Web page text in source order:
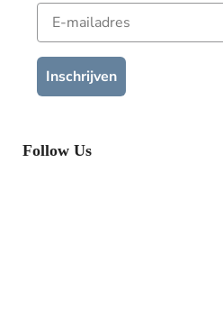
E-mailadres
Inschrijven
Follow Us